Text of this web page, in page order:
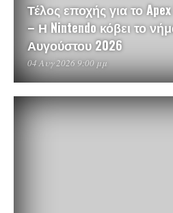
Τέλος εποχής για το
– Η Nintendo κόβει το
Αυγούστου 2026
04 Αυγ 2026 9:00 μμ